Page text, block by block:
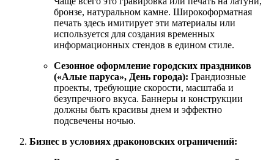
бронзе, натуральном камне. Широкоформатная
печать здесь имитирует эти материалы или
используется для создания временных
информационных стендов в едином стиле.
Сезонное оформление городских праздников
(«Алые паруса», День города): Грандиозные
проекты, требующие скорости, масштаба и
безупречного вкуса. Баннеры и конструкции
должны быть красивы днем и эффектно
подсвечены ночью.
Бизнес в условиях драконовских ограничений: